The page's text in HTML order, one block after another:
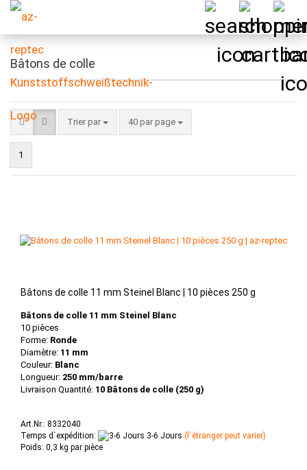
Bâtons de colle
Trier par
Trier par 40 par page
par page
1
Bâtons de colle 11 mm Steinel Blanc | 10 pièces 250 g
Bâtons de colle 11 mm Steinel Blanc
10 pièces
Forme: Ronde
Diamètre: 11 mm
Couleur: Blanc
Longueur: 250 mm/barre
Livraison Quantité: 10 Bâtons de colle (250 g)
Art.Nr.: 8332040
Temps d`expédition:
3-6 Jours (l`étranger peut varier)
Poids: 0,3 kg par pièce